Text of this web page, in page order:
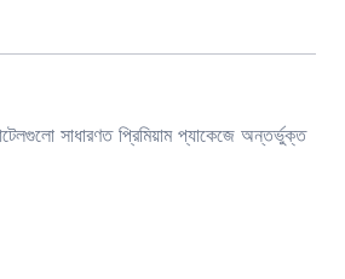
সাধারণত প্রিমিয়াম প্যাকেজে অন্তর্ভুক্ত